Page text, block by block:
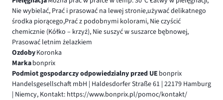
Nie wybielać, Prać i prasować na lewej stronie,używać delikatnego
środka piorącego,Prać z podobnymi kolorami, Nie czyścić
chemicznie (Kółko – krzyż), Nie suszyć w suszarce bębnowej,
Prasować letnim żelazkiem
OzdobyKoronka
Markabonprix
Podmiot gospodarczy odpowiedzialny przed UE bonprix
Handelsgesellschaft mbH | Haldesdorfer Straße 61 | 22179 Hamburg
| Niemcy, Kontakt: https://www.bonprix.pl/pomoc/kontakt/